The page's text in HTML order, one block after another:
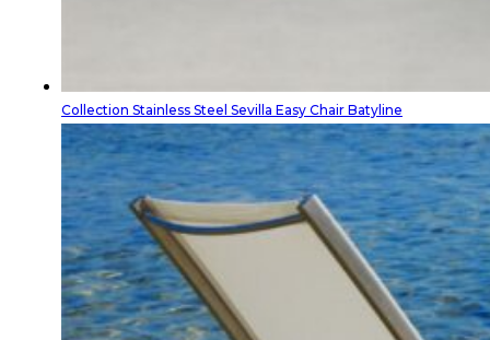
Collection Stainless Steel Sevilla Easy Chair Batyline